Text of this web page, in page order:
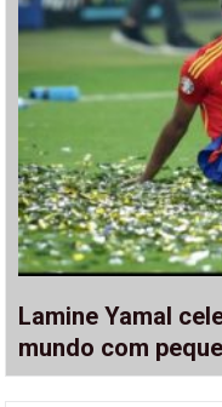
Lamine Yamal
mundo com